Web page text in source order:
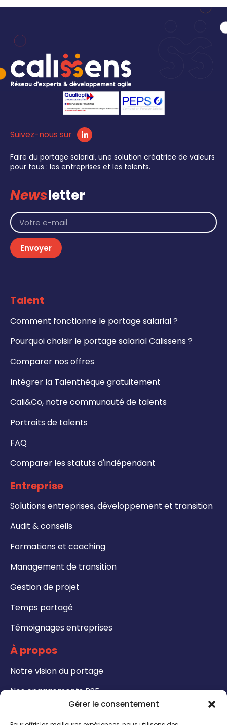
Gérer le consentement
Suivez-nous sur
Faire du portage salarial, une solution créatrice de valeurs
pour tous : les entreprises et les talents.
Newsletter
Envoyer
Talent
Comment fonctionne le portage salarial ?
Pourquoi choisir le portage salarial Calissens ?
Comparer nos offres
Intégrer la Talenthèque gratuitement
Cali&Co, notre communauté de talents
Portraits de talents
FAQ
Comparer les statuts d'indépendant
Entreprise
Solutions entreprises, développement et transition
Audit & conseils
Formations et coaching
Management de transition
Gestion de projet
Temps partagé
Témoignages entreprises
À propos
Notre vision du portage
Nos engagements RSE